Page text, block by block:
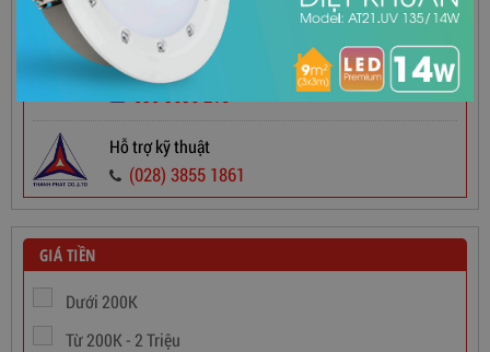
Dây Cáp Điện 1 Ruột Cadivi CV 2,5
565,000 đ
Hotline Bán Hàng
090 9696 215 Mr Dũng
090 9696 215
090 9696 215
Hỗ trợ kỹ thuật
(028) 3855 1861
GIÁ TIỀN
Dưới 200K
Từ 200K - 2 Triệu